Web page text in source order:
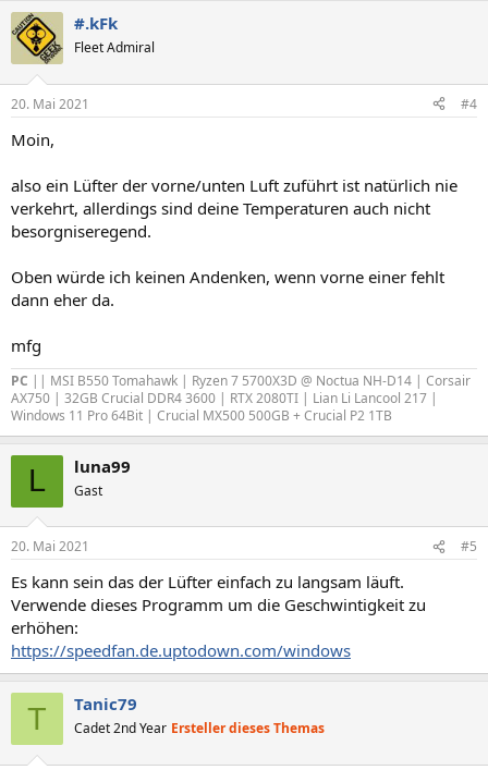
k
t
e
:
#.kFk
Fleet Admiral
20. Mai 2021 #4
Moin,
also ein Lüfter der vorne/unten Luft zuführt ist natürlich nie
verkehrt, allerdings sind deine Temperaturen auch nicht
besorgniseregend.
Oben würde ich keinen Andenken, wenn vorne einer fehlt
dann eher da.
mfg
PC || MSI B550 Tomahawk | Ryzen 7 5700X3D @ Noctua NH-D14 | Corsair
AX750 | 32GB Crucial DDR4 3600 | RTX 2080TI | Lian Li Lancool 217 |
Windows 11 Pro 64Bit | Crucial MX500 500GB + Crucial P2 1TB
L luna99
Gast
20. Mai 2021 #5
Es kann sein das der Lüfter einfach zu langsam läuft.
Verwende dieses Programm um die Geschwintigkeit zu
erhöhen:
https://speedfan.de.uptodown.com/windows
T Tanic79
Cadet 2nd Year Ersteller dieses Themas